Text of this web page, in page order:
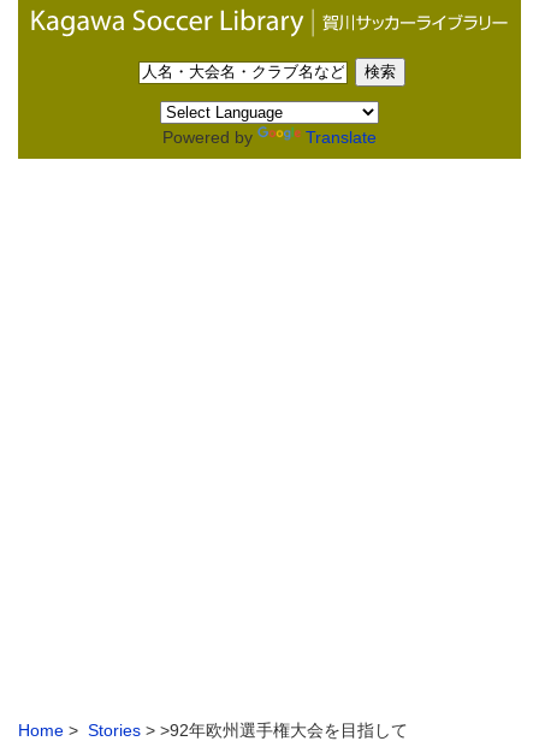
Powered by Translate
Home > Stories > >92年欧州選手権大会を目指して